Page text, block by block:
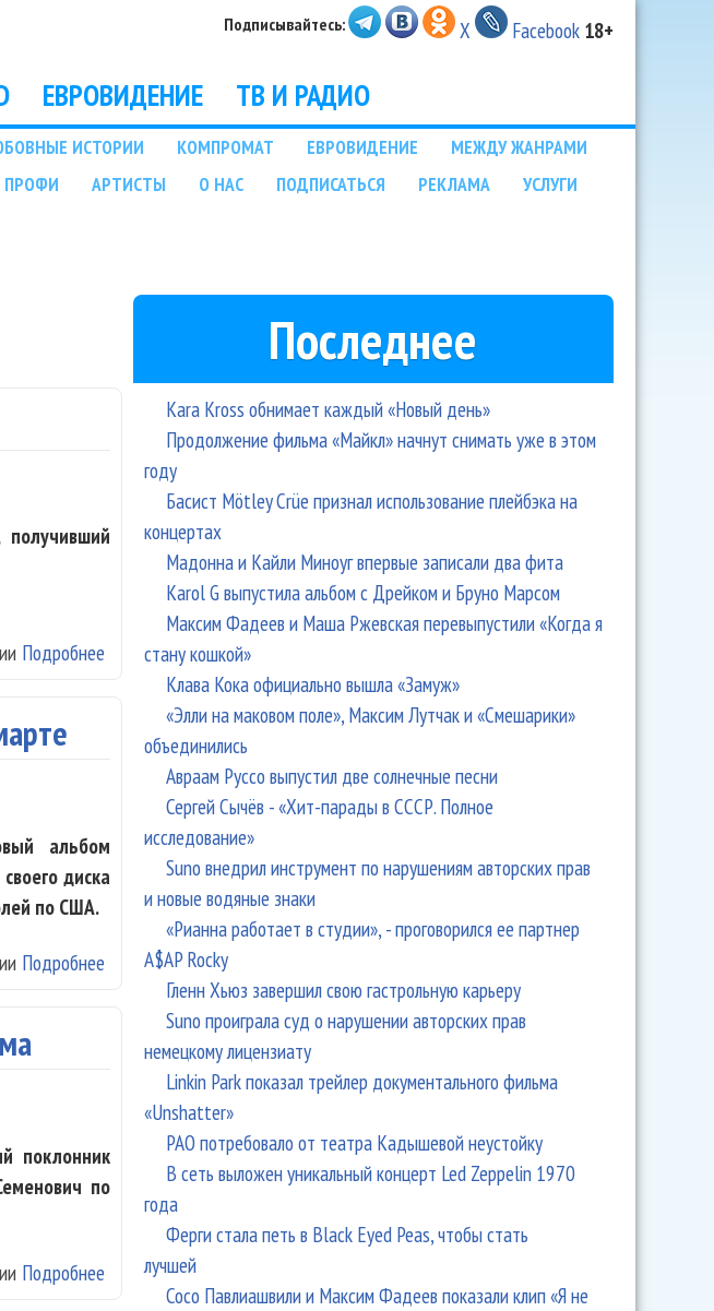
Подписывайтесь: X Facebook 18+
ЕВРОВИДЕНИЕ ТВ И РАДИО
ИСТОРИИ КОМПРОМАТ ЕВРОВИДЕНИЕ
МЕЖДУ ЖАНРАМИ
ПРОФИ АРТИСТЫ О НАС ПОДПИСАТЬСЯ РЕКЛАМА
УСЛУГИ
Подробнее о «Zemfira. DVD» выходит сегодня
альбом
диска
по США.
Подробнее о «Ночные снайперы» выпустят «Бонни&Клайд» в марте
поклонник
по
Подробнее о Ксюша Новикова потолстела для съемок фильма
Последнее
Kara Kross обнимает каждый «Новый день»
Продолжение фильма «Майкл» начнут снимать уже в этом
году
Басист Mötley Crüe признал использование плейбэка на
концертах
Мадонна и Кайли Миноуг впервые записали два фита
Karol G выпустила альбом с Дрейком и Бруно Марсом
Максим Фадеев и Маша Ржевская перевыпустили «Когда я
стану кошкой»
Клава Кока официально вышла «Замуж»
«Элли на маковом поле», Максим Лутчак и «Смешарики»
объединились
Авраам Руссо выпустил две солнечные песни
Сергей Сычёв - «Хит-парады в СССР. Полное
исследование»
Suno внедрил инструмент по нарушениям авторских прав
и новые водяные знаки
«Рианна работает в студии», - проговорился ее партнер
A$AP Rocky
Гленн Хьюз завершил свою гастрольную карьеру
Suno проиграла суд о нарушении авторских прав
немецкому лицензиату
Linkin Park показал трейлер документального фильма
«Unshatter»
РАО потребовало от театра Кадышевой неустойку
В сеть выложен уникальный концерт Led Zeppelin 1970
года
Ферги стала петь в Black Eyed Peas, чтобы стать
лучшей
Сосо Павлиашвили и Максим Фадеев показали клип «Я не